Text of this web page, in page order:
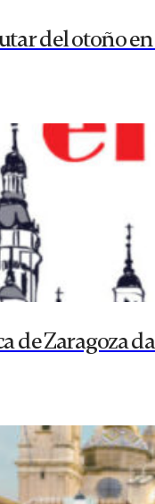
del otoño
de Zaragoza